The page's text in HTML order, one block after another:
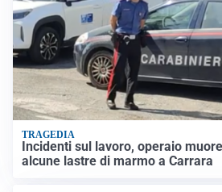
TRAGEDIA
Incidenti sul lavoro, operaio
alcune lastre di marmo a Carrara